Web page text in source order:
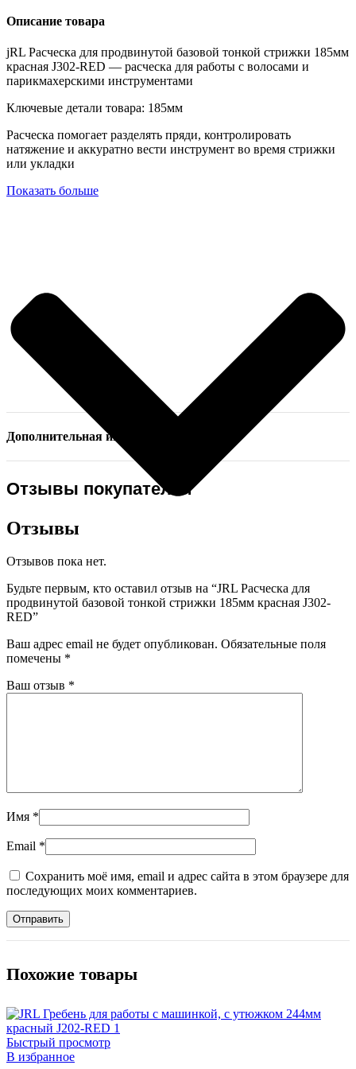
Описание товара
jRL Расческа для продвинутой базовой тонкой стрижки 185мм
красная J302-RED — расческа для работы с волосами и
парикмахерскими инструментами
Ключевые детали товара: 185мм
Расческа помогает разделять пряди, контролировать
натяжение и аккуратно вести инструмент во время стрижки
или укладки
Показать больше
Дополнительная информация
Отзывы покупателей
Отзывы
Отзывов пока нет.
Будьте первым, кто оставил отзыв на “JRL Расческа для
продвинутой базовой тонкой стрижки 185мм красная J302-
RED”
Ваш адрес email не будет опубликован. Обязательные поля
помечены *
Ваш отзыв *
Имя *
Email *
Сохранить моё имя, email и адрес сайта в этом браузере для
последующих моих комментариев.
Похожие товары
Быстрый просмотр
В избранное